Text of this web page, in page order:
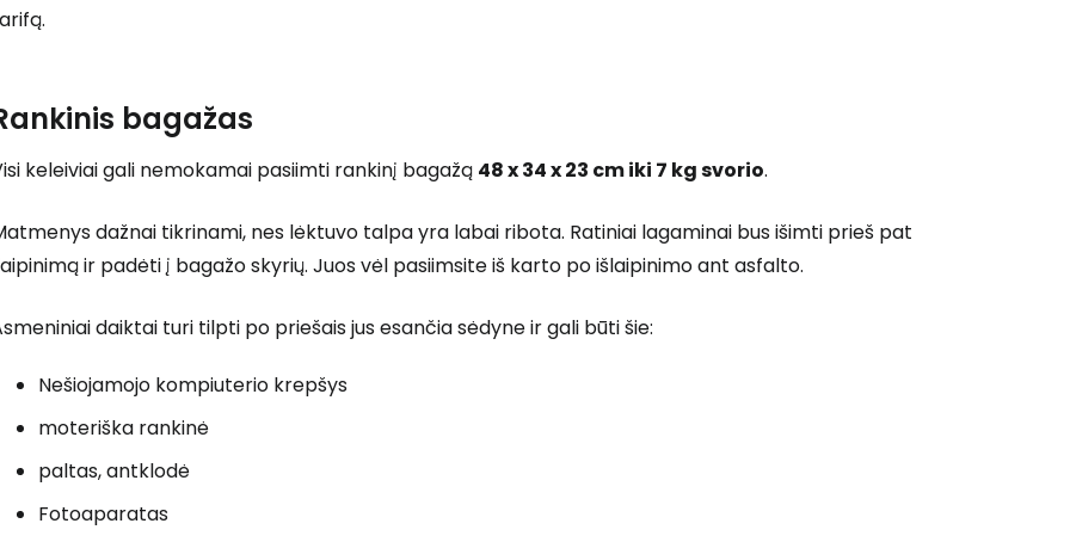
bagažas
keleiviai gali nemokamai pasiimti rankinį bagažą 48 x 34 x 23 cm iki 7 kg svorio.
dažnai tikrinami, nes lėktuvo talpa yra labai ribota. Ratiniai lagaminai bus išimti prieš pat
ir padėti į bagažo skyrių. Juos vėl pasiimsite iš karto po išlaipinimo ant asfalto.
daiktai turi tilpti po priešais jus esančia sėdyne ir gali būti šie:
Nešiojamojo kompiuterio krepšys
moteriška rankinė
paltas, antklodė
Fotoaparatas